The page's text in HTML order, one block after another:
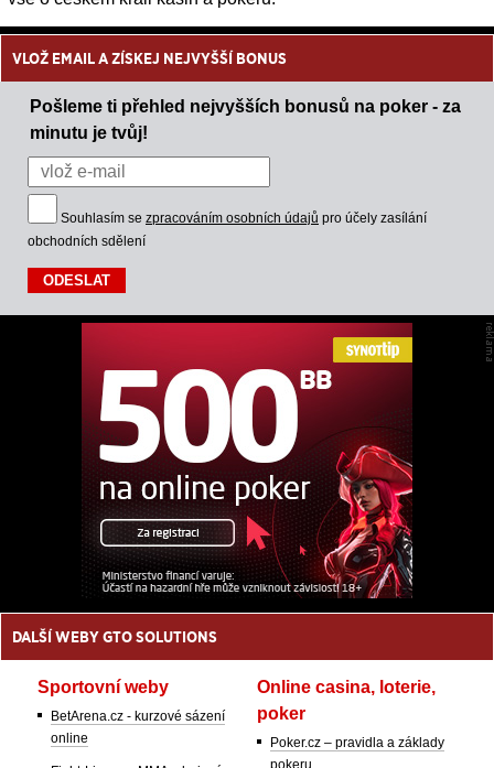
VLOŽ EMAIL A ZÍSKEJ NEJVYŠŠÍ BONUS
Pošleme ti přehled nejvyšších bonusů na poker - za
minutu je tvůj!
Souhlasím se zpracováním osobních údajů pro účely zasílání
obchodních sdělení
DALŠÍ WEBY GTO SOLUTIONS
Sportovní weby
BetArena.cz - kurzové sázení
online
Online casina, loterie,
poker
Poker.cz – pravidla a základy